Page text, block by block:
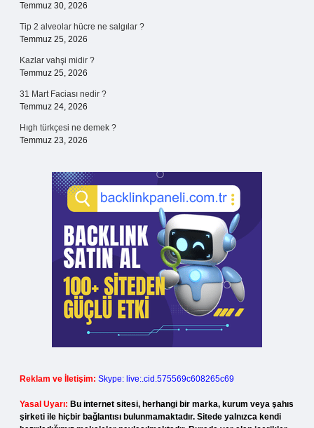
Temmuz 30, 2026
Tip 2 alveolar hücre ne salgılar ?
Temmuz 25, 2026
Kazlar vahşi midir ?
Temmuz 25, 2026
31 Mart Faciası nedir ?
Temmuz 24, 2026
Hıgh türkçesi ne demek ?
Temmuz 23, 2026
Reklam ve İletişim: Skype: live:.cid.575569c608265c69
Yasal Uyarı: Bu internet sitesi, herhangi bir marka, kurum veya şahıs
şirketi ile hiçbir bağlantısı bulunmamaktadır. Sitede yalnızca kendi